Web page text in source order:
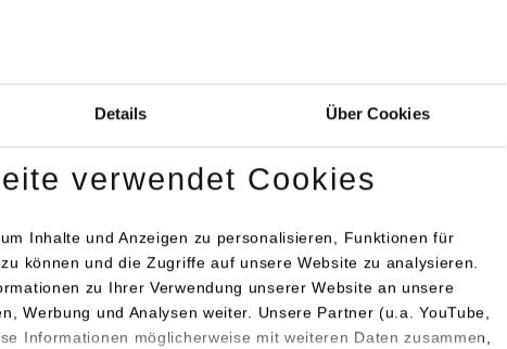
Details Über Cookies
verwendet Cookies
Inhalte und Anzeigen zu personalisieren, Funktionen für
können und die Zugriffe auf unsere Website zu analysieren.
zu Ihrer Verwendung unserer Website an unsere
Werbung und Analysen weiter. Unsere Partner (u.a. YouTube,
Informationen möglicherweise mit weiteren Daten zusammen,
studium/
Dip.-Ing. (FH) Martin Peick
+49 711 7597425
EUCHNER GmbH + Co. KG
Kohlhammerstraße 16
70771 Leinfelden-Echterdingen